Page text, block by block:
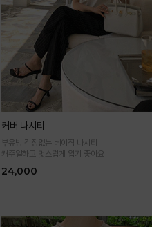
커버 나시티
부유방 걱정없는 베이직 나시티
캐주얼하고 멋스럽게 입기 좋아요
24,000